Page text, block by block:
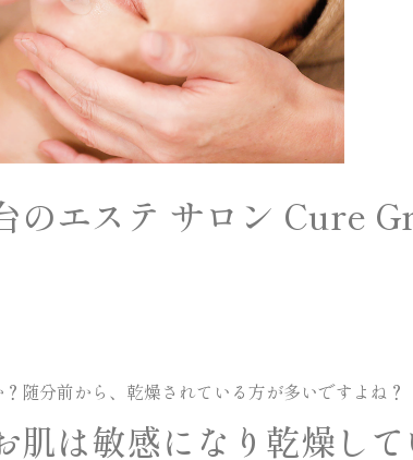
のエステ サロン Cure
随分前から、乾燥されている方が多いですよね？
肌は敏感になり乾燥し